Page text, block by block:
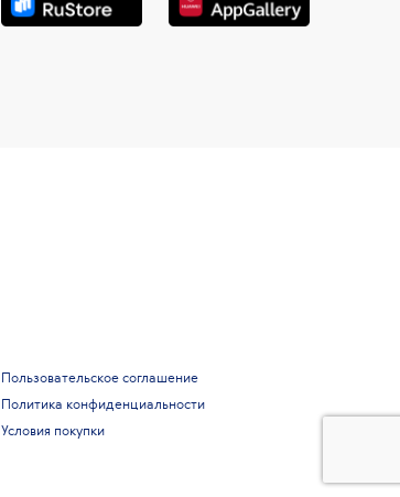
Пользовательское соглашение
Политика конфиденциальности
Условия покупки